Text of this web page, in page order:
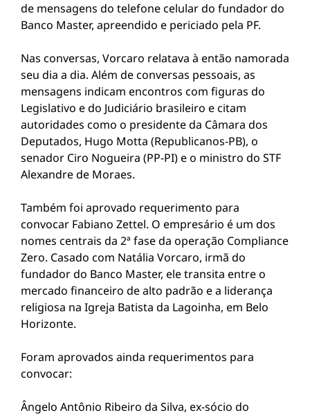
de mensagens do telefone celular do fundador do
Banco Master, apreendido e periciado pela PF.
Nas conversas, Vorcaro relatava à então namorada
seu dia a dia. Além de conversas pessoais, as
mensagens indicam encontros com figuras do
Legislativo e do Judiciário brasileiro e citam
autoridades como o presidente da Câmara dos
Deputados, Hugo Motta (Republicanos-PB), o
senador Ciro Nogueira (PP-PI) e o ministro do STF
Alexandre de Moraes.
Também foi aprovado requerimento para
convocar Fabiano Zettel. O empresário é um dos
nomes centrais da 2ª fase da operação Compliance
Zero. Casado com Natália Vorcaro, irmã do
fundador do Banco Master, ele transita entre o
mercado financeiro de alto padrão e a liderança
religiosa na Igreja Batista da Lagoinha, em Belo
Horizonte.
Foram aprovados ainda requerimentos para
convocar:
Ângelo Antônio Ribeiro da Silva, ex-sócio do